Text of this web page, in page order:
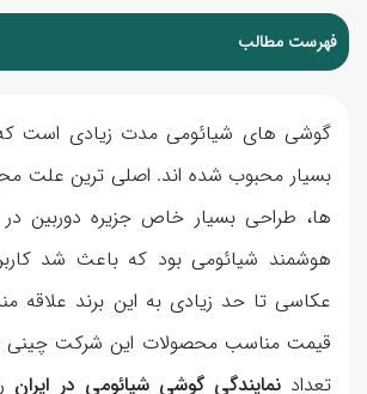
فهرست مطالب
گوشی های شیائومی مدت زیادی است که
بسیار محبوب شده اند. اصلی ترین علت
ها، طراحی بسیار خاص جزیره دوربین
هوشمند شیائومی بود که باعث شد
عکاسی تا حد زیادی به این برند علاقه
قیمت مناسب محصولات این شرکت
تعدادنمایندگی گوشی شیائومی در ایران